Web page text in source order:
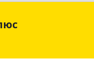
Свердловская обл,